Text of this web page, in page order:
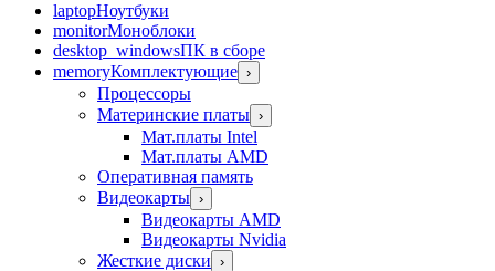
laptopНоутбуки
monitorМоноблоки
desktop_windowsПК в сборе
memoryКомплектующие ›
Процессоры
Материнские платы ›
Мат.платы Intel
Мат.платы AMD
Оперативная память
Видеокарты ›
Видеокарты AMD
Видеокарты Nvidia
Жесткие диски ›